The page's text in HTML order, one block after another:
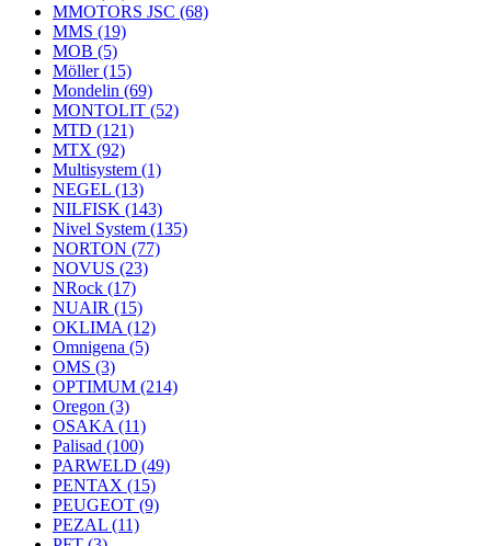
MMOTORS JSC (68)
MMS (19)
MOB (5)
Möller(15)
Mondelin (69)
MONTOLIT (52)
MTD (121)
MTX (92)
Multisystem (1)
NEGEL (13)
NILFISK (143)
Nivel System (135)
NORTON (77)
NOVUS (23)
NRock (17)
NUAIR (15)
OKLIMA (12)
Omnigena (5)
OMS (3)
OPTIMUM (214)
Oregon (3)
OSAKA (11)
Palisad (100)
PARWELD (49)
PENTAX (15)
PEUGEOT (9)
PEZAL (11)